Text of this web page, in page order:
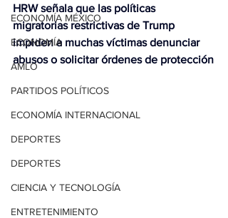
ECONOMÍA MÉXICO
ECONOMÍA
AMLO
PARTIDOS POLÍTICOS
ECONOMÍA INTERNACIONAL
DEPORTES
DEPORTES
CIENCIA Y TECNOLOGÍA
ENTRETENIMIENTO
HRW señala que las políticas
migratorias restrictivas de Trump
impiden a muchas víctimas denunciar
abusos o solicitar órdenes de protección